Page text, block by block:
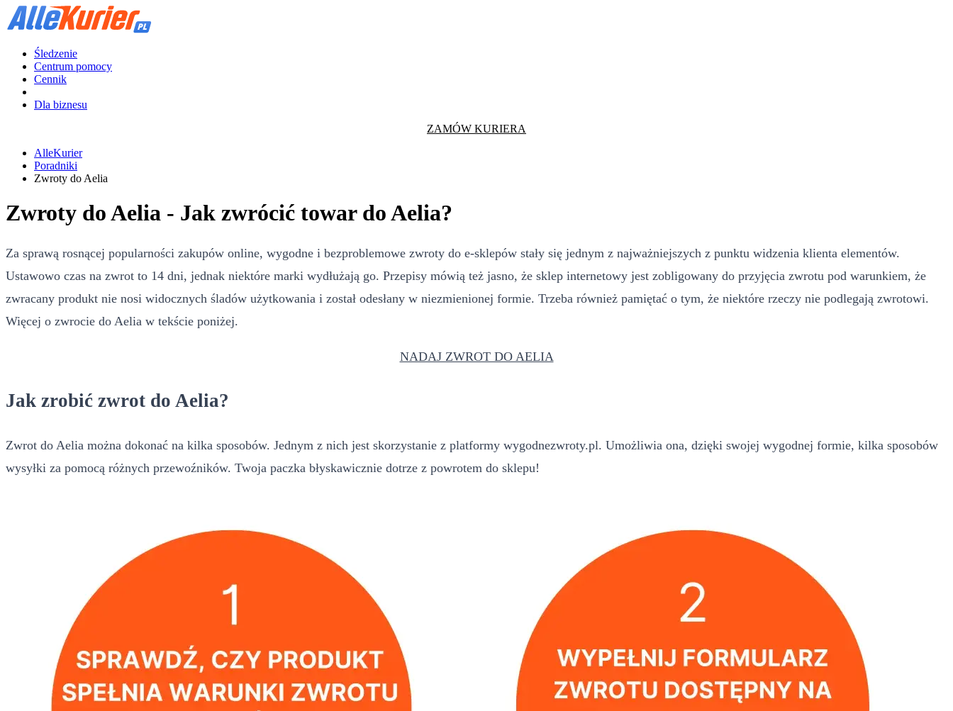
Śledzenie
Centrum pomocy
Cennik
Dla biznesu
ZAMÓW KURIERA
AlleKurier
Poradniki
Zwroty do Aelia
Zwroty do Aelia - Jak zwrócić towar do Aelia?
Za sprawą rosnącej popularności zakupów online, wygodne i bezproblemowe zwroty do e-sklepów stały się jednym z najważniejszych z punktu widzenia klienta elementów.
Ustawowo czas na zwrot to 14 dni, jednak niektóre marki wydłużają go. Przepisy mówią też jasno, że sklep internetowy jest zobligowany do przyjęcia zwrotu pod warunkiem, że
zwracany produkt nie nosi widocznych śladów użytkowania i został odesłany w niezmienionej formie. Trzeba również pamiętać o tym, że niektóre rzeczy nie podlegają zwrotowi.
Więcej o zwrocie do Aelia w tekście poniżej.
NADAJ ZWROT DO AELIA
Jak zrobić zwrot do Aelia?
Zwrot do Aelia można dokonać na kilka sposobów. Jednym z nich jest skorzystanie z platformy wygodnezwroty.pl. Umożliwia ona, dzięki swojej wygodnej formie, kilka sposobów
wysyłki za pomocą różnych przewoźników. Twoja paczka błyskawicznie dotrze z powrotem do sklepu!